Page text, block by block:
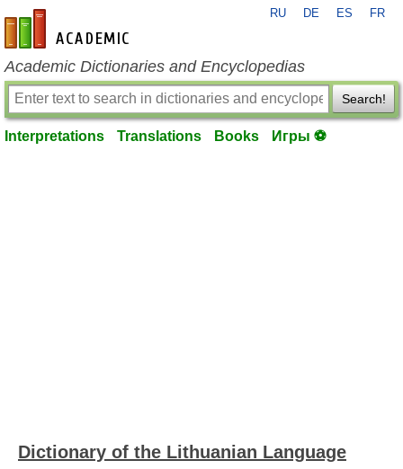
en-academic.com
RU DE ES FR
Academic Dictionaries and Encyclopedias
Search!
Interpretations Translations Books Игры ⚽
Dictionary of the Lithuanian Language